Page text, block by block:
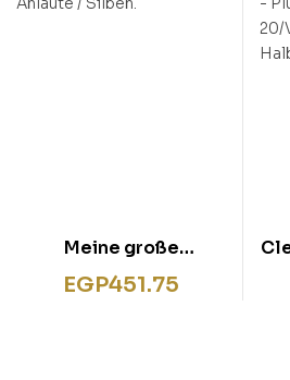
Meine große
KartenLernSpiel-Box –
Anlaute / Silben.
EGP451.75